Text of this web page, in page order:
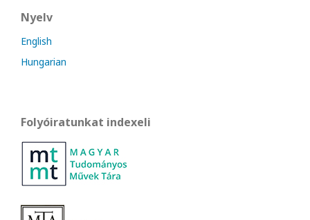
Nyelv
English
Hungarian
Folyóiratunkat indexeli